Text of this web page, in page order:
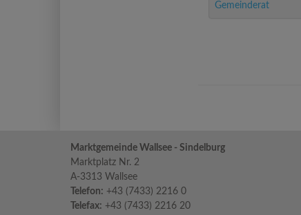
Gemeinderat
Marktgemeinde Wallsee - Sindelburg
Marktplatz Nr. 2
A-3313 Wallsee
Telefon: +43 (7433) 2216 0
Telefax: +43 (7433) 2216 20